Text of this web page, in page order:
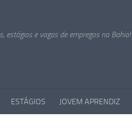
estágios e vagas de empregos na Bahia!
ESTÁGIOS JOVEM APRENDIZ